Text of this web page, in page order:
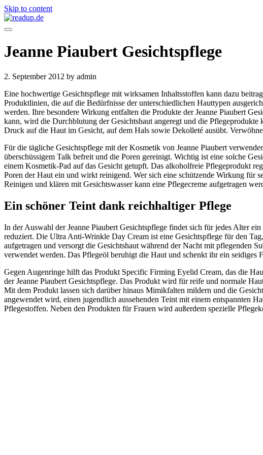
Skip to content
Jeanne Piaubert Gesichtspflege
2. September 2012 by admin
Eine hochwertige Gesichtspflege mit wirksamen Inhaltsstoffen kann dazu
Produktlinien, die auf die Bedürfnisse der unterschiedlichen Hauttypen
werden. Ihre besondere Wirkung entfalten die Produkte der Jeanne Piaubert
kann, wird die Durchblutung der Gesichtshaut angeregt und die
Druck auf die Haut im Gesicht, auf dem Hals sowie Dekolleté ausübt.
Für die tägliche Gesichtspflege mit der Kosmetik von Jeanne Piaubert
überschüssigem Talk befreit und die Poren gereinigt. Wichtig ist eine solche
einem Kosmetik-Pad auf das Gesicht getupft. Das alkoholfreie Pflegeprodukt
Poren der Haut ein und wirkt reinigend. Wer sich eine schützende Wirkung für
Reinigen und klären mit Gesichtswasser kann eine Pflegecreme aufgetragen
Ein schöner Teint dank reichhaltiger Pflege
In der Auswahl der Jeanne Piaubert Gesichtspflege findet sich für jedes Alter
reduziert. Die Ultra Anti-Wrinkle Day Cream ist eine Gesichtspflege für den
aufgetragen und versorgt die Gesichtshaut während der Nacht mit pflegenden
verwendet werden. Das Pflegeöl beruhigt die Haut und schenkt ihr ein seidiges
Gegen Augenringe hilft das Produkt Specific Firming Eyelid Cream, das die
der Jeanne Piaubert Gesichtspflege. Das Produkt wird für reife und normale
Mit dem Produkt lassen sich darüber hinaus Mimikfalten mildern und die
angewendet wird, einen jugendlich aussehenden Teint mit einem entspannten
Pflegestoffen. Neben den Produkten für Frauen wird außerdem spezielle